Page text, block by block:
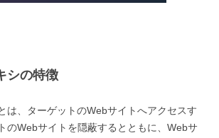
シの特徴
は、ターゲットのWebサイトへアクセスす
のWebサイトを隠蔽するとともに、Webサ